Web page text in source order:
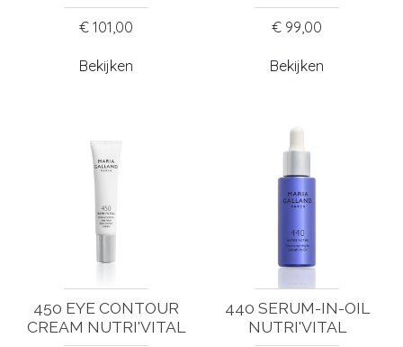
€ 101,00
Bekijken
€ 99,00
Bekijken
450 EYE CONTOUR
CREAM NUTRI'VITAL
440 SERUM-IN-OIL
NUTRI'VITAL